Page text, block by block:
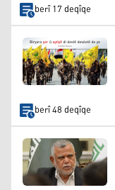
berî 17 deqîqe
berî 48 deqîqe